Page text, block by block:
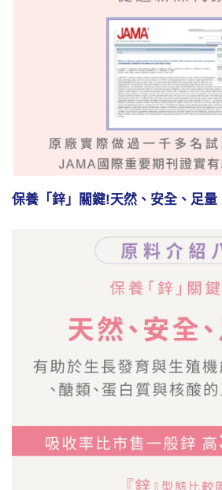
保養「鋅」關鍵!天然、安全、足量